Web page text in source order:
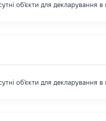
об'єкти для декларування в
об'єкти для декларування в